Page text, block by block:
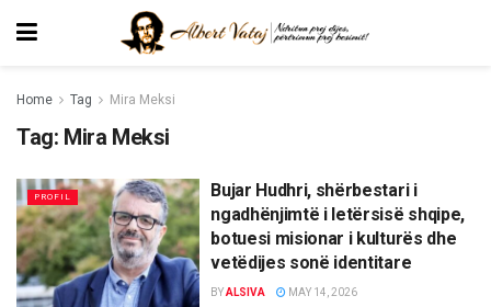
Home Tag Mira Meksi
Tag: Mira Meksi
PROFIL
Bujar Hudhri, shërbestari i
ngadhënjimtë i letërsisë shqipe,
botuesi misionar i kulturës dhe
vetëdijes sonë identitare
BYALSIVA MAY 14, 2026